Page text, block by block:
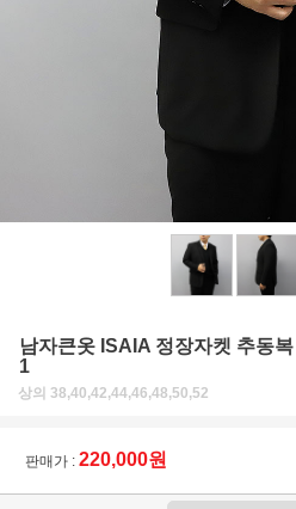
남자큰옷 ISAIA 정장자켓 추동
1
상의 38,40,42,44,46,48,50,52
판매가 : 220,000원